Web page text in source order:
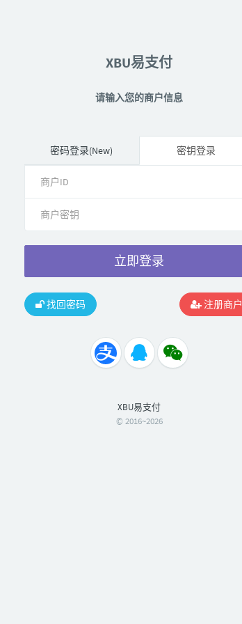
XBU易支付
请输入您的商户信息
密码登录(New) 密钥登录
立即登录
找回密码 注册商户
XBU易支付
© 2016~2026